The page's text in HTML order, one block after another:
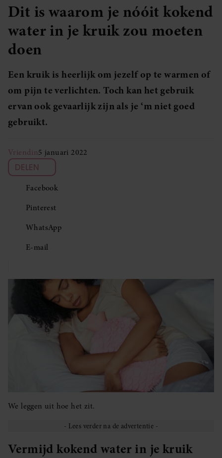
Dit is waarom je nóóit kokend
water in je kruik zou moeten
doen
Een kruik is heerlijk om jezelf op te warmen of
om pijn te verlichten. Toch kan het gebruik
ervan ook gevaarlijk zijn als je ‘m niet goed
gebruikt.
Vriendin5 januari 2022
DELEN
Facebook
Pinterest
WhatsApp
E-mail
We leggen uit hoe het zit.
Vermijd kokend water in je kruik